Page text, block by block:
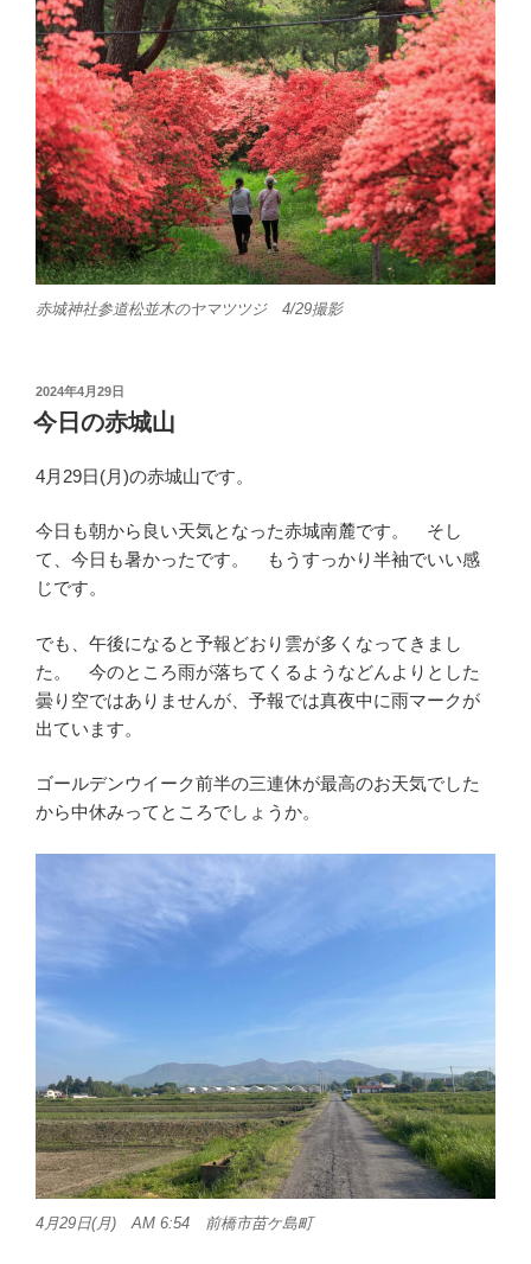
赤城神社参道松並木のヤマツツジ 4/29撮影
投
稿
日:
2024年4月29日
今日の赤城山
4月29日(月)の赤城山です。
今日も朝から良い天気となった赤城南麓です。 そし
て、今日も暑かったです。 もうすっかり半袖でいい感
じです。
でも、午後になると予報どおり雲が多くなってきまし
た。 今のところ雨が落ちてくるようなどんよりとした
曇り空ではありませんが、予報では真夜中に雨マークが
出ています。
ゴールデンウイーク前半の三連休が最高のお天気でした
から中休みってところでしょうか。
4月29日(月) AM 6:54 前橋市苗ケ島町